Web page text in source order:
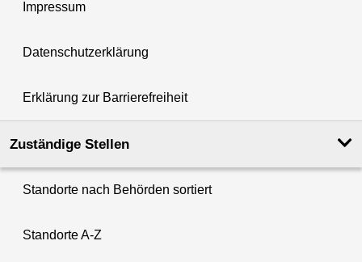
Impressum
Datenschutzerklärung
Erklärung zur Barrierefreiheit
Zuständige Stellen
Standorte nach Behörden sortiert
Standorte A-Z